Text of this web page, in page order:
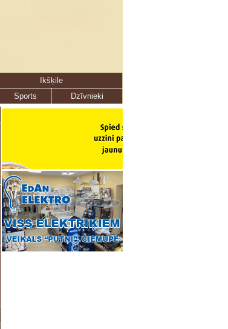
Ikšķile
Sports
Dzīvnieki